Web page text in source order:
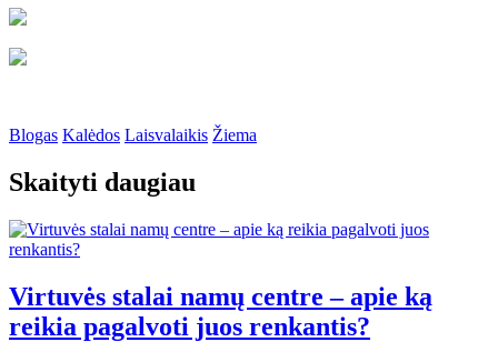
Blogas Kalėdos Laisvalaikis Žiema
Skaityti daugiau
Virtuvės stalai namų centre – apie ką
reikia pagalvoti juos renkantis?